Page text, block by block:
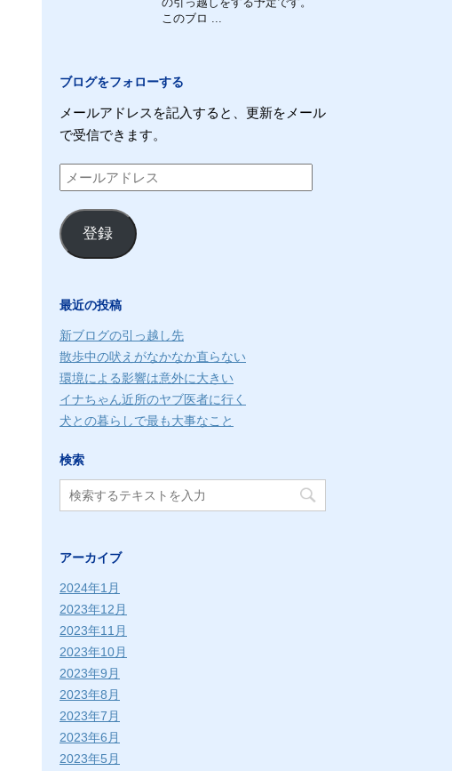
このブロ ...
ブログをフォローする
メールアドレスを記入すると、更新をメール
で受信できます。
メ
ー
ル
ア
ス
登録
最近の投稿
新ブログの引っ越し先
散歩中の吠えがなかなか直らない
環境による影響は意外に大きい
イナちゃん近所のヤブ医者に行く
犬との暮らしで最も大事なこと
検索
アーカイブ
2024年1月
2023年12月
2023年11月
2023年10月
2023年9月
2023年8月
2023年7月
2023年6月
2023年5月